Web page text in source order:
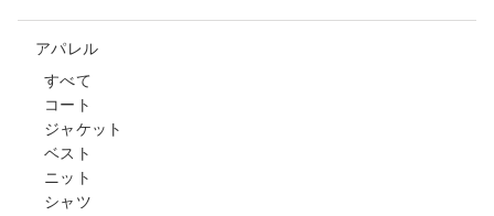
アパレル
すべて
コート
ジャケット
ベスト
ニット
シャツ